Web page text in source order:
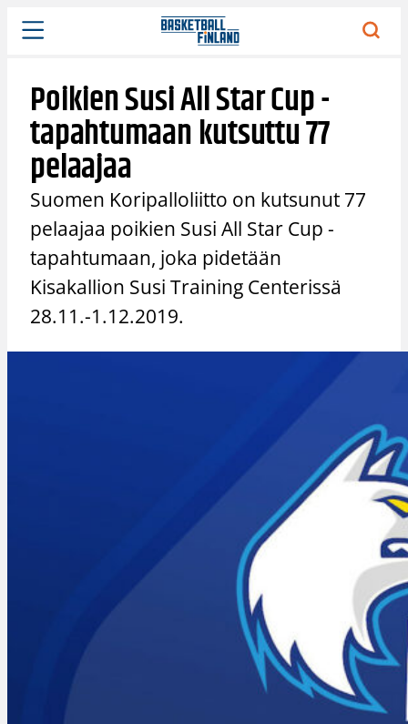
Siirry
sisältöön
Poikien Susi All Star Cup -
tapahtumaan kutsuttu 77
pelaajaa
Suomen Koripalloliitto on kutsunut 77
pelaajaa poikien Susi All Star Cup -
tapahtumaan, joka pidetään
Kisakallion Susi Training Centerissä
28.11.-1.12.2019.